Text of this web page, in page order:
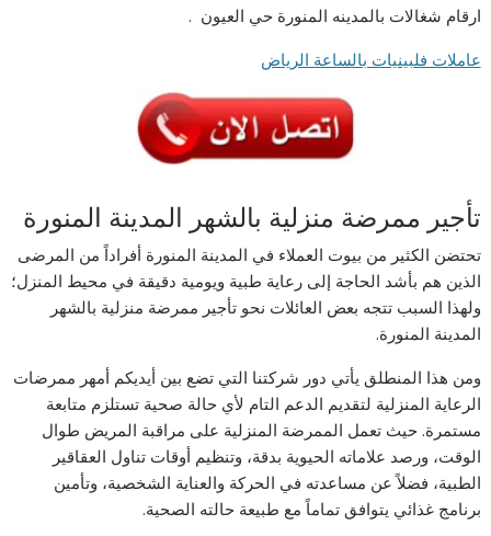
ارقام شغالات بالمدينه المنورة حي العيون .
عاملات فلبينيات بالساعة الرياض
تأجير ممرضة منزلية بالشهر المدينة المنورة
تحتضن الكثير من بيوت العملاء في المدينة المنورة أفراداً من المرضى
الذين هم بأشد الحاجة إلى رعاية طبية ويومية دقيقة في محيط المنزل؛
ولهذا السبب تتجه بعض العائلات نحو تأجير ممرضة منزلية بالشهر
المدينة المنورة.
ومن هذا المنطلق يأتي دور شركتنا التي تضع بين أيديكم أمهر ممرضات
الرعاية المنزلية لتقديم الدعم التام لأي حالة صحية تستلزم متابعة
مستمرة. حيث تعمل الممرضة المنزلية على مراقبة المريض طوال
الوقت، ورصد علاماته الحيوية بدقة، وتنظيم أوقات تناول العقاقير
الطبية، فضلاً عن مساعدته في الحركة والعناية الشخصية، وتأمين
برنامج غذائي يتوافق تماماً مع طبيعة حالته الصحية.